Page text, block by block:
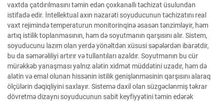
vaxtda çatdırılmasını təmin edən çoxkanallı təchizat üsulundan
istifadə edir. İntellektual axın nəzarəti soyuducunun təchizatını real
vaxt rejimində temperaturun monitorinqinə əsasən tənzimləyir, həm
artıq istilik toplanmasının, həm də soyutmanın qarşısını alır. Sistem,
soyuducunu lazım olan yerdə yönəltdən xüsusi səpələrdən ibarətdir,
bu da səmərəliliyi artırır və tullantıları azaldır. Soyutmanın bu cür
mürəkkəb yanaşması yalnız alətin xidmət müddətini uzadır, həm də
alətin və emal olunan hissənin istilik genişlənməsinin qarşısını alaraq
ölçülərin dəqiqliyini saxlayır. Sistemə daxil olan süzgəclənmiş təkrar
dövretmə dizaynı soyuducunun sabit keyfiyyətini təmin edərək